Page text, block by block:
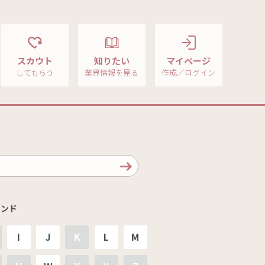
スカウト
してもらう
知りたい
業界情報を見る
マイページ
作成／ログイン
ド
I J K L M